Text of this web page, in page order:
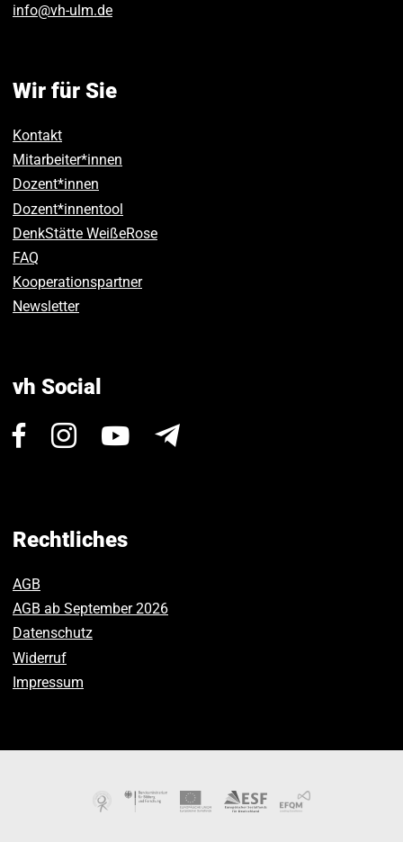
info@vh-ulm.de
Wir für Sie
Kontakt
Mitarbeiter*innen
Dozent*innen
Dozent*innentool
DenkStätte WeißeRose
FAQ
Kooperationspartner
Newsletter
vh Social
Besuchen
Facebook.
Besuchen
Instagram.
Besuchen
Rechtliches
AGB
AGB ab September 2026
Datenschutz
Widerruf
Impressum